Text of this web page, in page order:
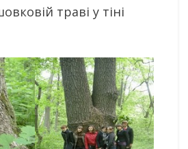
траві у тіні